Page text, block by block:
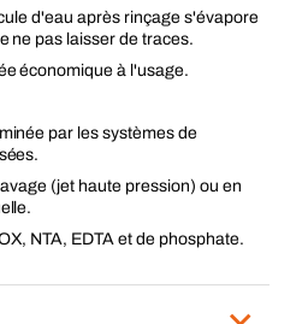
d'eau après rinçage s'évapore
ne pas laisser de traces.
économique à l'usage.
par les systèmes de
(jet haute pression) ou en
NTA, EDTA et de phosphate.